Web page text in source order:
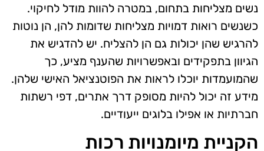
נשים מצליחות בתחום, במטרה להוות מודל לחיקוי.
כשנשים רואות דמויות מצליחות שדומות להן, הן נוטות
להרגיש שהן יכולות גם הן להצליח. יש להדגיש את
הגיוון בתפקידים ובאפשרויות שהענף מציע, כך
שהמועמדות יוכלו לראות את הפוטנציאל האישי שלהן.
מידע זה יכול להיות מסופק דרך אתרים, דפי רשתות
חברתיות או אפילו בלוגים ייעודיים.
הקניית מיומנויות רכות